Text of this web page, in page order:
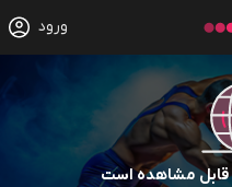
ورود
قابل مشاهده است